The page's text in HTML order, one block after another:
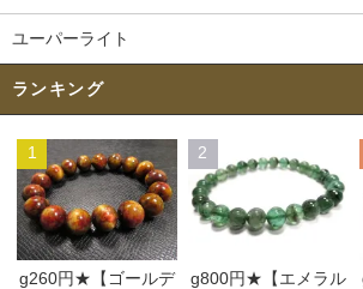
ユーパーライト
ランキング
1
g260円★【ゴールデ
2
g800円★【エメラル